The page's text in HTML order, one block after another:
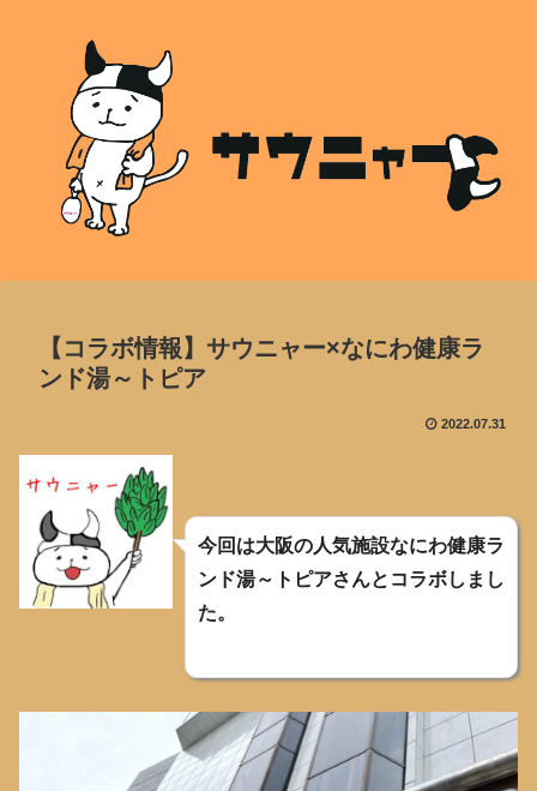
【コラボ情報】サウニャー×なにわ健康ラ
ンド湯～トピア
2022.07.31
今回は大阪の人気施設なにわ健康ラ
ンド湯～トピアさんとコラボしまし
た。